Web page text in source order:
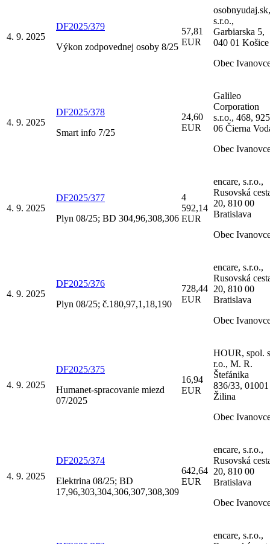
4. 9. 2025
DF2025/379
Výkon zodpovednej osoby 8/25
57,81
EUR
osobnyudaj.sk,
s.r.o.,
Garbiarska 5,
040 01 Košice
Obec
4. 9. 2025
DF2025/378
Smart info 7/25
24,60
EUR
Galileo
Corporation
s.r.o., 468, 925
06 Čierna
Obec
4. 9. 2025
DF2025/377
Plyn 08/25; BD 304,96,308,306
4
592,14
EUR
encare, s.r.o.,
Rusovská
20, 810 00
Bratislava
Obec
4. 9. 2025
DF2025/376
Plyn 08/25; č.180,97,1,18,190
728,44
EUR
encare, s.r.o.,
Rusovská
20, 810 00
Bratislava
Obec
4. 9. 2025
DF2025/375
Humanet-spracovanie miezd
07/2025
16,94
EUR
HOUR, spol. s
r.o., M. R.
Štefánika
836/33, 01001
Žilina
Obec
4. 9. 2025
DF2025/374
Elektrina 08/25; BD
17,96,303,304,306,307,308,309
642,64
EUR
encare, s.r.o.,
Rusovská
20, 810 00
Bratislava
Obec
encare, s.r.o.,